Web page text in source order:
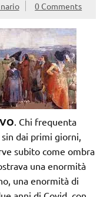
0 Comments
. Chi frequenta
dai primi giorni,
subito come ombra
una enormità
una enormità di